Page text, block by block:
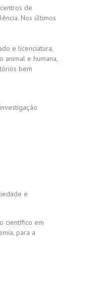
de
Nos últimos
e licenciatura,
animal e humana,
bem
e
científico em
para a